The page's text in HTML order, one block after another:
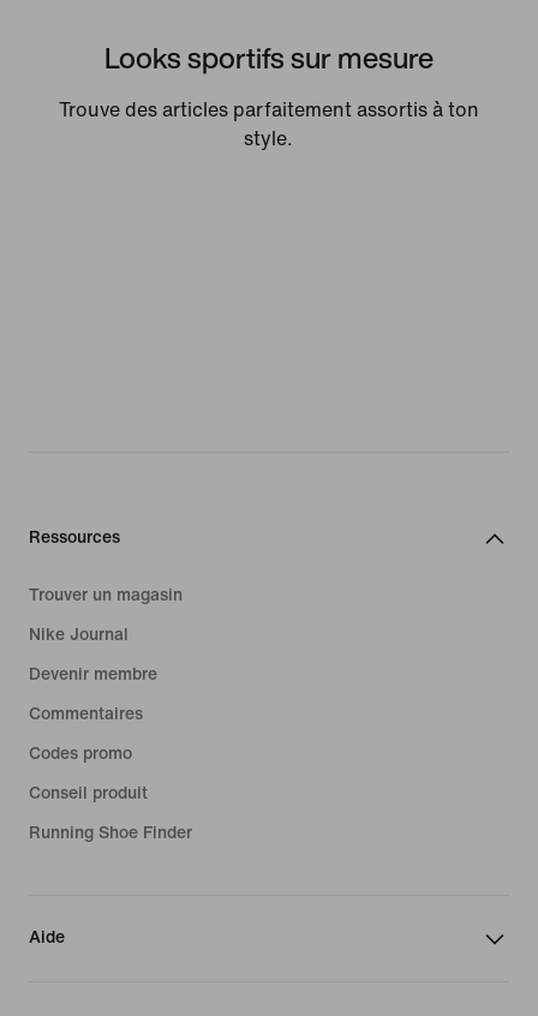
Looks sportifs sur mesure
Trouve des articles parfaitement assortis à ton
style.
Ressources
Trouver un magasin
Nike Journal
Devenir membre
Commentaires
Codes promo
Conseil produit
Running Shoe Finder
Aide